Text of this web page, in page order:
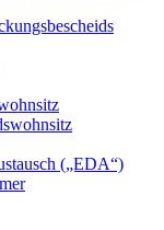
(„EDA“)